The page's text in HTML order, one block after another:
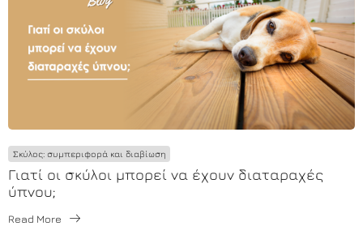
Σκύλος: συμπεριφορά και διαβίωση
Γιατί οι σκύλοι μπορεί να έχουν διαταραχές
ύπνου;
Read More